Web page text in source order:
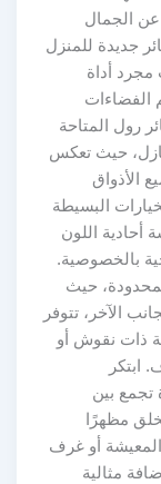
الجمال
جديدة للمنزل
أداة
المتاحة
حيث تعكس
البسيطة
اللون
بالخصوصية.
حيث
تتوفر
نقوش أو
بين
مظهرًا
أو غرف
مثالية